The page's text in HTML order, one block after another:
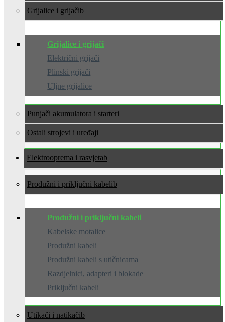
Grijalice i grijači
Grijalice i grijači
Električni grijači
Plinski grijači
Uljne grijalice
Punjači akumulatora i starteri
Ostali strojevi i uređaji
Elektrooprema i rasvjeta
Produžni i priključni kabeli
Produžni i priključni kabeli
Kabelske motalice
Produžni kabeli
Produžni kabeli s utičnicama
Razdjelnici, adapteri i blokade
Priključni kabeli
Utikači i natikači